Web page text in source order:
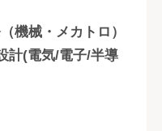
機械・メカトロ）
計(電気/電子/半導